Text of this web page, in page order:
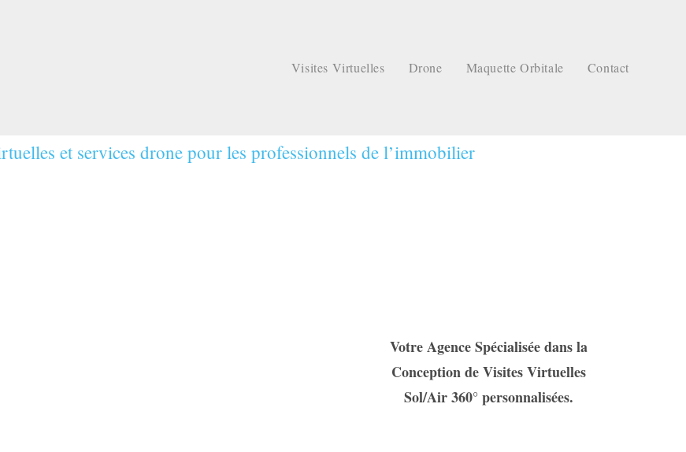
Visites Virtuelles Drone Maquette Orbitale Contact
et services drone pour les professionnels de l’immobilier
Votre Agence Spécialisée dans la
Conception de Visites Virtuelles
Sol/Air 360° personnalisées.